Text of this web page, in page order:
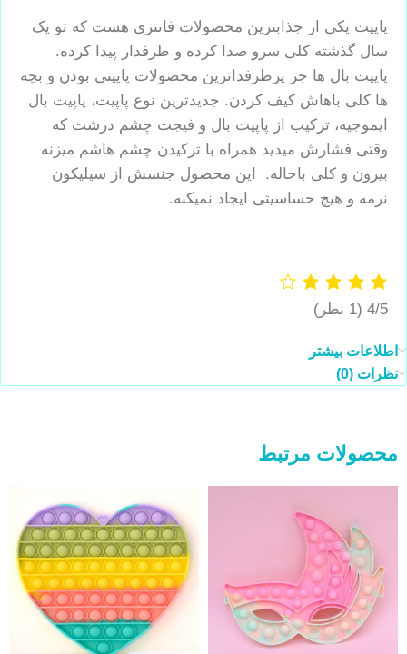
پاپیت یکی از جذابترین محصولات فانتزی هست که تو یک
سال گذشته کلی سرو صدا کرده و طرفدار پیدا کرده.
پاپیت بال ها جز پرطرفداترین محصولات پاپیتی بودن و بچه
ها کلی باهاش کیف کردن. جدیدترین نوع پاپیت، پاپیت بال
ایموجیه، ترکیب از پاپیت بال و فیجت چشم درشت که
وقتی فشارش میدید همراه با ترکیدن چشم هاشم میزنه
بیرون و کلی باحاله. این محصول جنسش از سیلیکون
نرمه و هیچ حساسیتی ایجاد نمیکنه.
4/5 (1 نظر)
اطلاعات بیشتر
نظرات (0)
محصولات مرتبط